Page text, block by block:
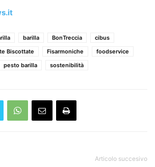
barilla BonTreccia
cibus
Biscottate Fisarmoniche
foodservice
pesto barilla sostenibilità
Articolo succesivo